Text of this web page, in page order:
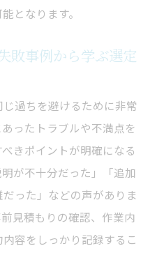
となります。
敗事例から学ぶ選定
過ちを避けるために非常
ったトラブルや不満点を
きポイントが明確になる
が不十分だった」「追加
った」などの声がありま
見積もりの確認、作業内
容をしっかり記録するこ